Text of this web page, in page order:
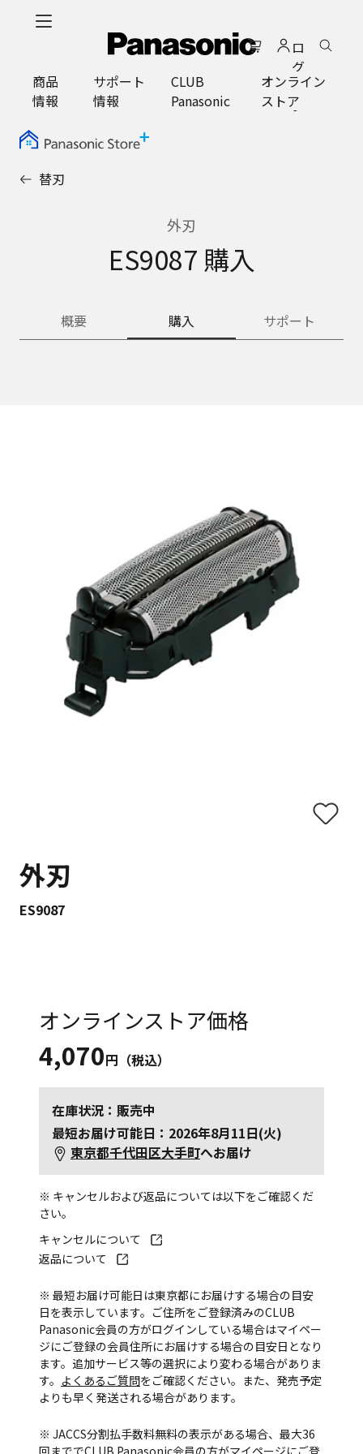
ロ
グ
イ
ン
商品
情報
サポート
情報
CLUB
Panasonic
オンライン
ストア
替刃
外刃
ES9087 購入
概要 購入 サポート
外刃
ES9087
オンラインストア価格
4,070円（税込）
在庫状況：販売中
最短お届け可能日：2026年8月11日(火)
東京都千代田区大手町へお届け
※ キャンセルおよび返品については以下をご確認くだ
さい。
キャンセルについて
返品について
※ 最短お届け可能日は東京都にお届けする場合の目安
日を表示しています。ご住所をご登録済みのCLUB
Panasonic会員の方がログインしている場合はマイペー
ジにご登録の会員住所にお届けする場合の目安日となり
ます。追加サービス等の選択により変わる場合がありま
す。 よくあるご質問をご確認ください。また、発売予定
よりも早く発送される場合があります。
※ JACCS分割払手数料無料の表示がある場合、最大36
回まででCLUB Panasonic会員の方がマイページにご登